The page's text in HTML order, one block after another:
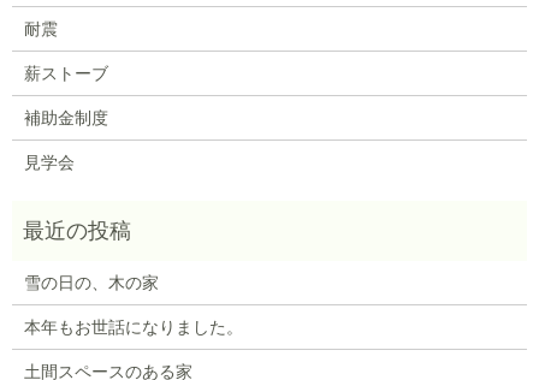
耐震
薪ストーブ
補助金制度
見学会
雪の日の、木の家
本年もお世話になりました。
土間スペースのある家